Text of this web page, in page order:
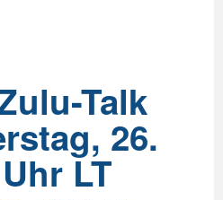
Talk
26.
LT